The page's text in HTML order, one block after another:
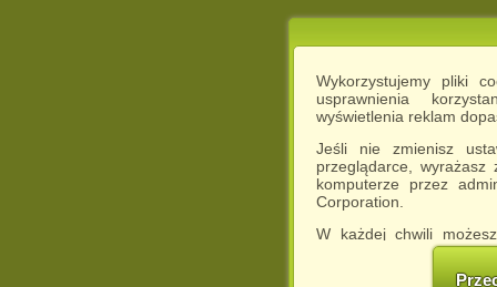
Wykorzystujemy pliki
usprawnienia
wyświetlenia reklam
Jeśli nie zmienisz
przeglądarce,
komputerze przez
Corporation.
W każdej chwili
cookies w swojej
w naszej